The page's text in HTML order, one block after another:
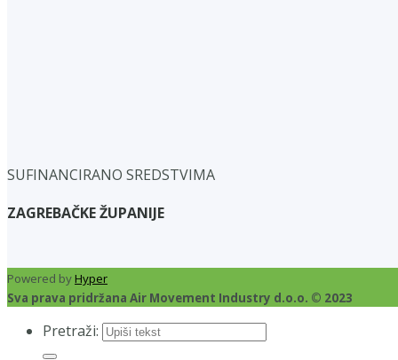
SUFINANCIRANO SREDSTVIMA
ZAGREBAČKE ŽUPANIJE
Powered byHyper
Sva prava pridržana Air Movement Industry d.o.o. © 2023
Pretraži: